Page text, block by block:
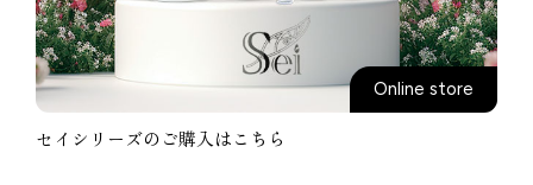
Online store
セイシリーズのご購入はこちら